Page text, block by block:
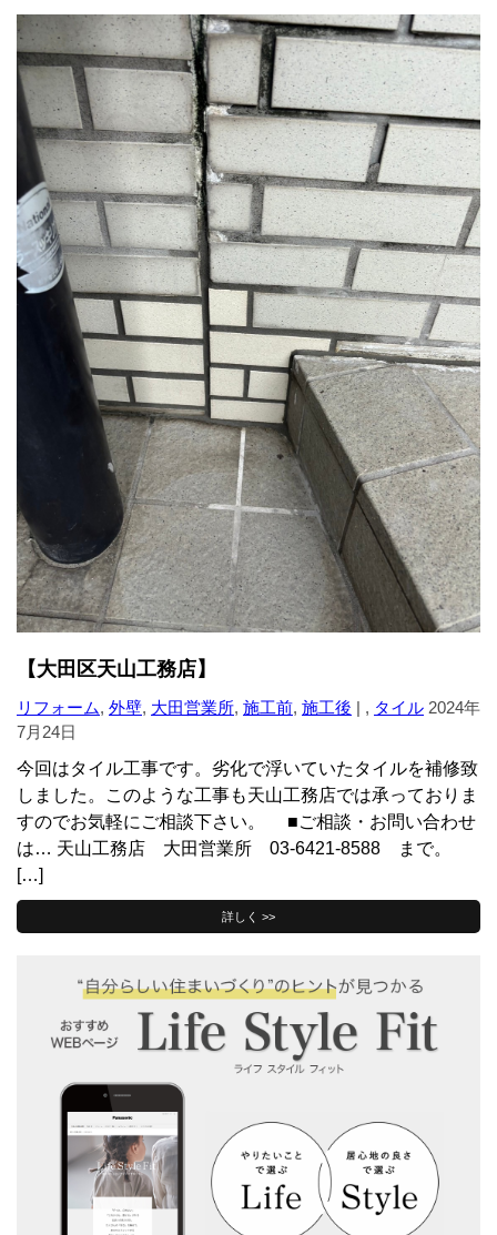
【大田区天山工務店】
リフォーム, 外壁, 大田営業所, 施工前, 施工後 | , タイル 2024年
7月24日
今回はタイル工事です。劣化で浮いていたタイルを補修致
しました。このような工事も天山工務店では承っておりま
すのでお気軽にご相談下さい。 ■ご相談・お問い合わせ
は… 天山工務店 大田営業所 03-6421-8588 まで。
[…]
詳しく >>